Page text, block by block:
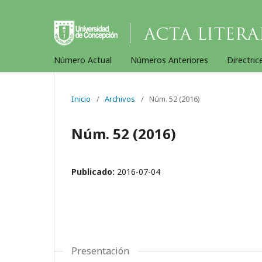
Número Actual Números Anteriores
Inicio / Archivos / Núm. 52 (2016)
Núm. 52 (2016)
Publicado: 2016-07-04
Presentación